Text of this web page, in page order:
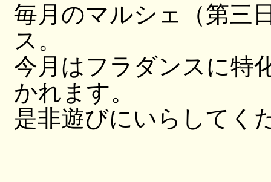
毎月のマルシェ（第三
ス。
今月はフラダンスに特
かれます。
是非遊びにいらしてく